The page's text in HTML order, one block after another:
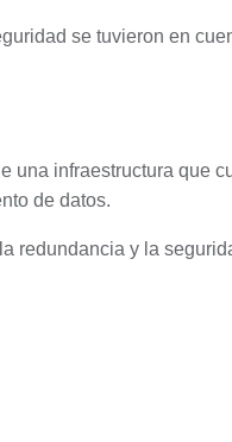
se tuvieron en
una infraestructura que
de datos.
redundancia y la